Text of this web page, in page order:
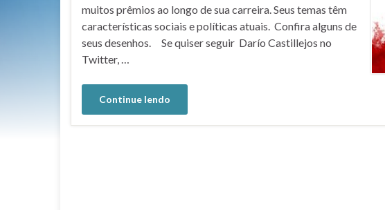
muitos prêmios ao longo de sua carreira. Seus temas têm
características sociais e políticas atuais. Confira alguns de
seus desenhos. Se quiser seguir Darío Castillejos no
Twitter, …
Continue lendo